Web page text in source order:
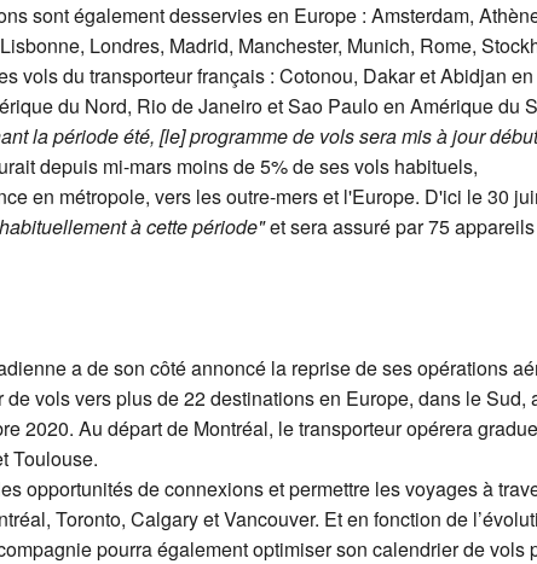
sont également desservies en Europe : Amsterdam,
Londres, Madrid, Manchester, Munich, Rome,
vols du transporteur français : Cotonou, Dakar et Abidjan
du Nord, Rio de Janeiro et Sao Paulo en Amérique du
la période été, [le] programme de vols sera mis à jour
depuis mi-mars moins de 5% de ses vols habituels,
en métropole, vers les outre-mers et l'Europe. D'ici le 30
à cette période"et sera assuré par 75
a de son côté annoncé la reprise de ses opérations
vols vers plus de 22 destinations en Europe, dans le
2020. Au départ de Montréal, le transporteur opérera
Toulouse.
opportunités de connexions et permettre les voyages à
Toronto, Calgary et Vancouver. Et en fonction de
pourra également optimiser son calendrier de vols